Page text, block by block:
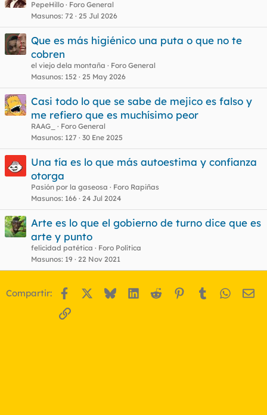
PepeHillo
Foro General
Masunos 72 25 Jul 2026
Que es más higiénico una puta o que no te
cobren
el viejo dela montaña
Foro General
Masunos 152 25 May 2026
Casi todo lo que se sabe de mejico es falso y
me refiero que es muchísimo peor
RAAG_
Foro General
Masunos 127 30 Ene 2025
Una tía es lo que más autoestima y confianza
otorga
Pasión por la gaseosa
Foro Rapiñas
Masunos 166 24 Jul 2024
Arte es lo que el gobierno de turno dice que es
arte y punto
felicidad patética
Foro Política
Masunos 19 22 Nov 2021
Compartir: Facebook BlueskyLinkedIn
Reddit Pinterest
Tumblr
Enlace